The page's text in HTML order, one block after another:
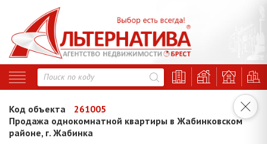
Код объекта
261005
Продажа однокомнатной квартиры в Жабинковском
районе, г. Жабинка